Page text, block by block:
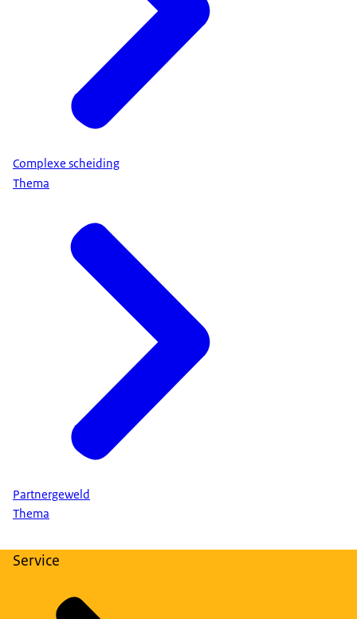
Complexe scheiding
Thema
Partnergeweld
Thema
Service